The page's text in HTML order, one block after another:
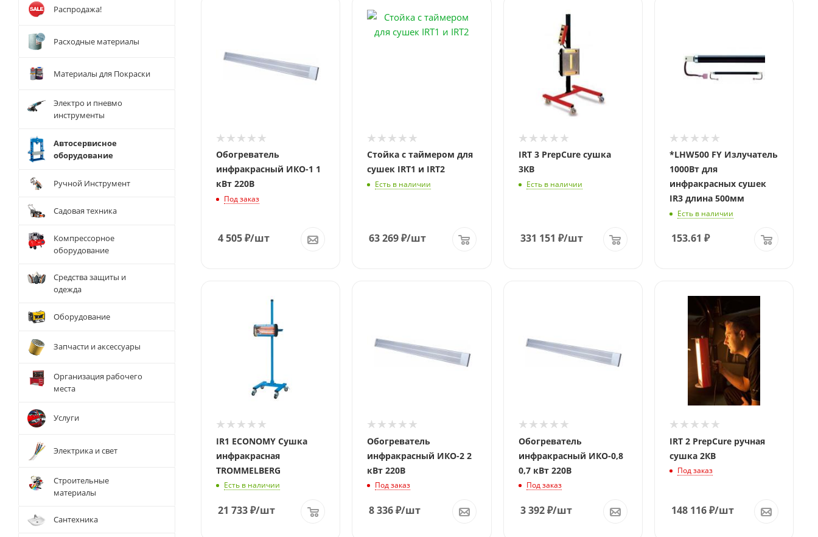
Обогреватель
инфракрасный ИКО-1 1
кВт 220В
Под заказ
4 505₽/шт
Стойка с таймером для
сушек IRT1 и IRT2
Есть в наличии
63 269₽/шт
IRT 3 PrepCure сушка
3КВ
Есть в наличии
331 151 ₽/шт
*LHW500 FY Излучатель
1000Вт для
инфракрасных сушек
IR3 длина 500мм
Есть в наличии
153.61 ₽
IR1 ECONOMY Сушка
инфракрасная
TROMMELBERG
Есть в наличии
21 733₽/шт
Обогреватель
инфракрасный ИКО-2 2
кВт 220В
Под заказ
8 336₽/шт
Обогреватель
инфракрасный ИКО-0,8
0,7 кВт 220В
Под заказ
3 392₽/шт
IRT 2 PrepCure ручная
сушка 2КВ
Под заказ
148 116₽/шт
Распродажа!
Расходные материалы
Материалы для Покраски
Электро и пневмо
инструменты
Автосервисное
оборудование
Ручной Инструмент
Садовая техника
Компрессорное
оборудование
Средства защиты и
одежда
Оборудование
Запчасти и аксессуары
Организация рабочего
места
Услуги
Электрика и свет
Строительные
материалы
Сантехника